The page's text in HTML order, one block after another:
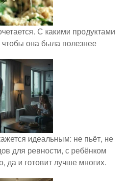
С какими продуктами
чтобы она была полезнее
идеальным: не пьёт, не
для ревности, с ребёнком
да и готовит лучше многих.